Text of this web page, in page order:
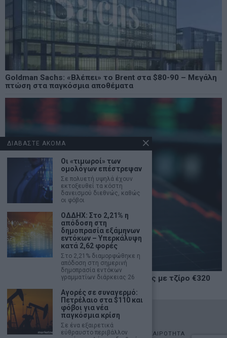
Goldman Sachs: «Βλέπει» το Brent στα $80-90 – Μεγάλη
πτώση στα παγκόσμια αποθέματα
Χρηματιστήριο: Δεύτερη ημέρα πτώσης με τζίρο €320
© 2026- marketnews.gr - All Rights Reserved
ΑΡΧΙΚΗ ΟΙΚΟΝΟΜΙΑ ΠΟΛΙΤΙΚΗ ΑΓΟΡΕΣ ΕΠΙΚΑΙΡΟΤΗΤΑ
ΔΙΑΒΑΣΤΕ ΑΚΟΜΑ
Οι «τιμωροί» των
ομολόγων επέστρεψαν
Σε πολυετή υψηλά έχουν
εκτοξευθεί τα κόστη
δανεισμού διεθνώς, καθώς
οι φόβοι
ΟΔΔΗΧ: Στο 2,21% η
απόδοση στη
δημοπρασία εξάμηνων
εντόκων – Υπερκάλυψη
κατά 2,62 φορές
Στο 2,21% διαμορφώθηκε η
απόδοση στη σημερινή
δημοπρασία εντόκων
γραμματίων διάρκειας 26
Αγορές σε συναγερμό:
Πετρέλαιο στα $110 και
φόβοι για νέα
παγκόσμια κρίση
Σε ένα εξαιρετικά
εύθραυστο περιβάλλον